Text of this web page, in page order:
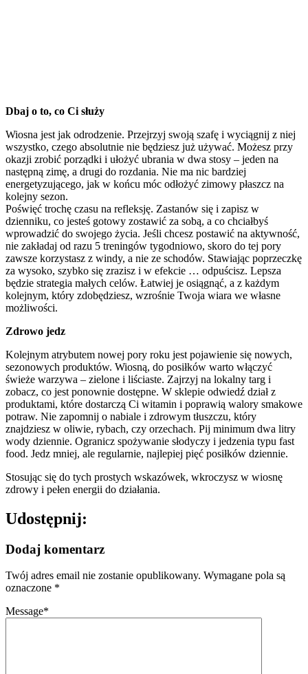
Dbaj o to, co Ci służy
Wiosna jest jak odrodzenie. Przejrzyj swoją szafę i wyciągnij z niej
wszystko, czego absolutnie nie będziesz już używać. Możesz przy
okazji zrobić porządki i ułożyć ubrania w dwa stosy – jeden na
następną zimę, a drugi do rozdania. Nie ma nic bardziej
energetyzującego, jak w końcu móc odłożyć zimowy płaszcz na
kolejny sezon.
Poświęć trochę czasu na refleksję. Zastanów się i zapisz w
dzienniku, co jesteś gotowy zostawić za sobą, a co chciałbyś
wprowadzić do swojego życia. Jeśli chcesz postawić na aktywność,
nie zakładaj od razu 5 treningów tygodniowo, skoro do tej pory
zawsze korzystasz z windy, a nie ze schodów. Stawiając poprzeczkę
za wysoko, szybko się zrazisz i w efekcie … odpuścisz. Lepsza
będzie strategia małych celów. Łatwiej je osiągnąć, a z każdym
kolejnym, który zdobędziesz, wzrośnie Twoja wiara we własne
możliwości.
Zdrowo jedz
Kolejnym atrybutem nowej pory roku jest pojawienie się nowych,
sezonowych produktów. Wiosną, do posiłków warto włączyć
świeże warzywa – zielone i liściaste. Zajrzyj na lokalny targ i
zobacz, co jest ponownie dostępne. W sklepie odwiedź dział z
produktami, które dostarczą Ci witamin i poprawią walory smakowe
potraw. Nie zapomnij o nabiale i zdrowym tłuszczu, który
znajdziesz w oliwie, rybach, czy orzechach. Pij minimum dwa litry
wody dziennie. Ogranicz spożywanie słodyczy i jedzenia typu fast
food. Jedz mniej, ale regularnie, najlepiej pięć posiłków dziennie.
Stosując się do tych prostych wskazówek, wkroczysz w wiosnę
zdrowy i pełen energii do działania.
Udostępnij:
Dodaj komentarz
Twój adres email nie zostanie opublikowany. Wymagane pola są
oznaczone *
Message*